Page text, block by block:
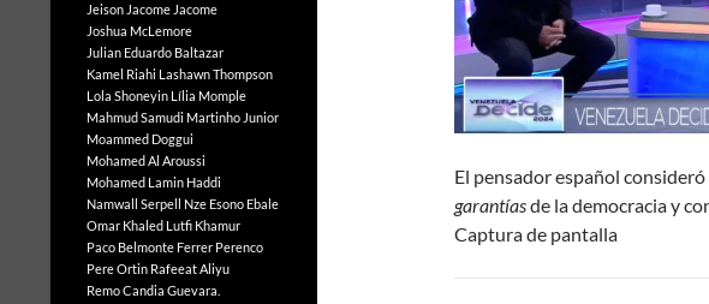
El pensador español
garantíasde la democracia y
Captura de pantalla
Jeison Jacome Jacome
Joshua McLemore
Julian Eduardo Baltazar
Kamel Riahi Lashawn Thompson
Lola Shoneyin Lília Momple
Mahmud Samudi Martinho Junior
Moammed Doggui
Mohamed Al Aroussi
Mohamed Lamin Haddi
Namwall Serpell Nze Esono Ebale
Omar Khaled Lutfi Khamur
Paco Belmonte Ferrer Perenco
Pere Ortin Rafeeat Aliyu
Remo Candia Guevara.